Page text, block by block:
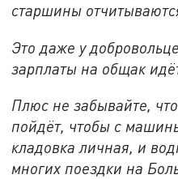
старшины
Это даже у
зарплаты на общак
Плюс не забывайте,
пойдёт, чтобы с
кладовка личная, и
многих поездки на